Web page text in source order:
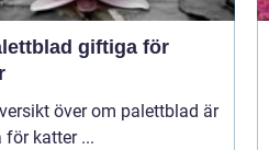
giftiga för
giftiga för katter ...